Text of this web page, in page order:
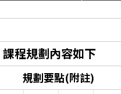
課程規劃內容如下
規劃要點(附註)